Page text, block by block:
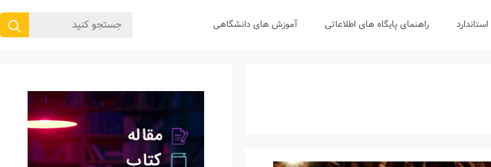
راهنمای پایگاه های اطلاعاتی آموزش های دانشگاهی
جستجوی